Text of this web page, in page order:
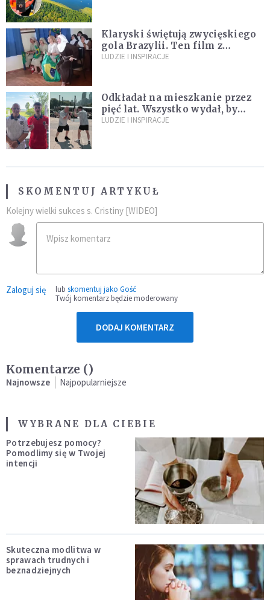
Klaryski świętują zwycięskiego
gola Brazylii. Ten film z
zakonnicami obejrzały już
LUDZIE I INSPIRACJE
Odkładał na mieszkanie przez
pięć lat. Wszystko wydał, by
spełnić marzenie 80-letniego
LUDZIE I INSPIRACJE
SKOMENTUJ ARTYKUŁ
Kolejny wielki sukces s. Cristiny [WIDEO]
Zaloguj się lub skomentuj jako Gość
Twój komentarz będzie moderowany
DODAJ KOMENTARZ
Komentarze ()
Najnowsze Najpopularniejsze
WYBRANE DLA CIEBIE
Potrzebujesz pomocy?
Pomodlimy się w Twojej
intencji
Skuteczna modlitwa w
sprawach trudnych i
beznadziejnych